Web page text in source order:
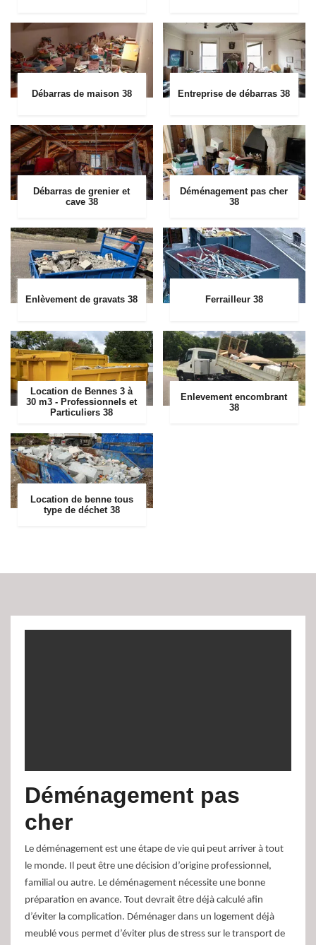
Débarras de maison 38 Entreprise de débarras 38
Débarras de grenier et
cave 38
Déménagement pas cher
38
Enlèvement de gravats 38 Ferrailleur 38
Location de Bennes 3 à
30 m3 - Professionnels et
Particuliers 38
Enlevement encombrant
38
Location de benne tous
type de déchet 38
Déménagement pas
cher
Le déménagement est une étape de vie qui peut arriver à tout
le monde. Il peut être une décision d’origine professionnel,
familial ou autre. Le déménagement nécessite une bonne
préparation en avance. Tout devrait être déjà calculé afin
d’éviter la complication. Déménager dans un logement déjà
meublé vous permet d’éviter plus de stress sur le transport de